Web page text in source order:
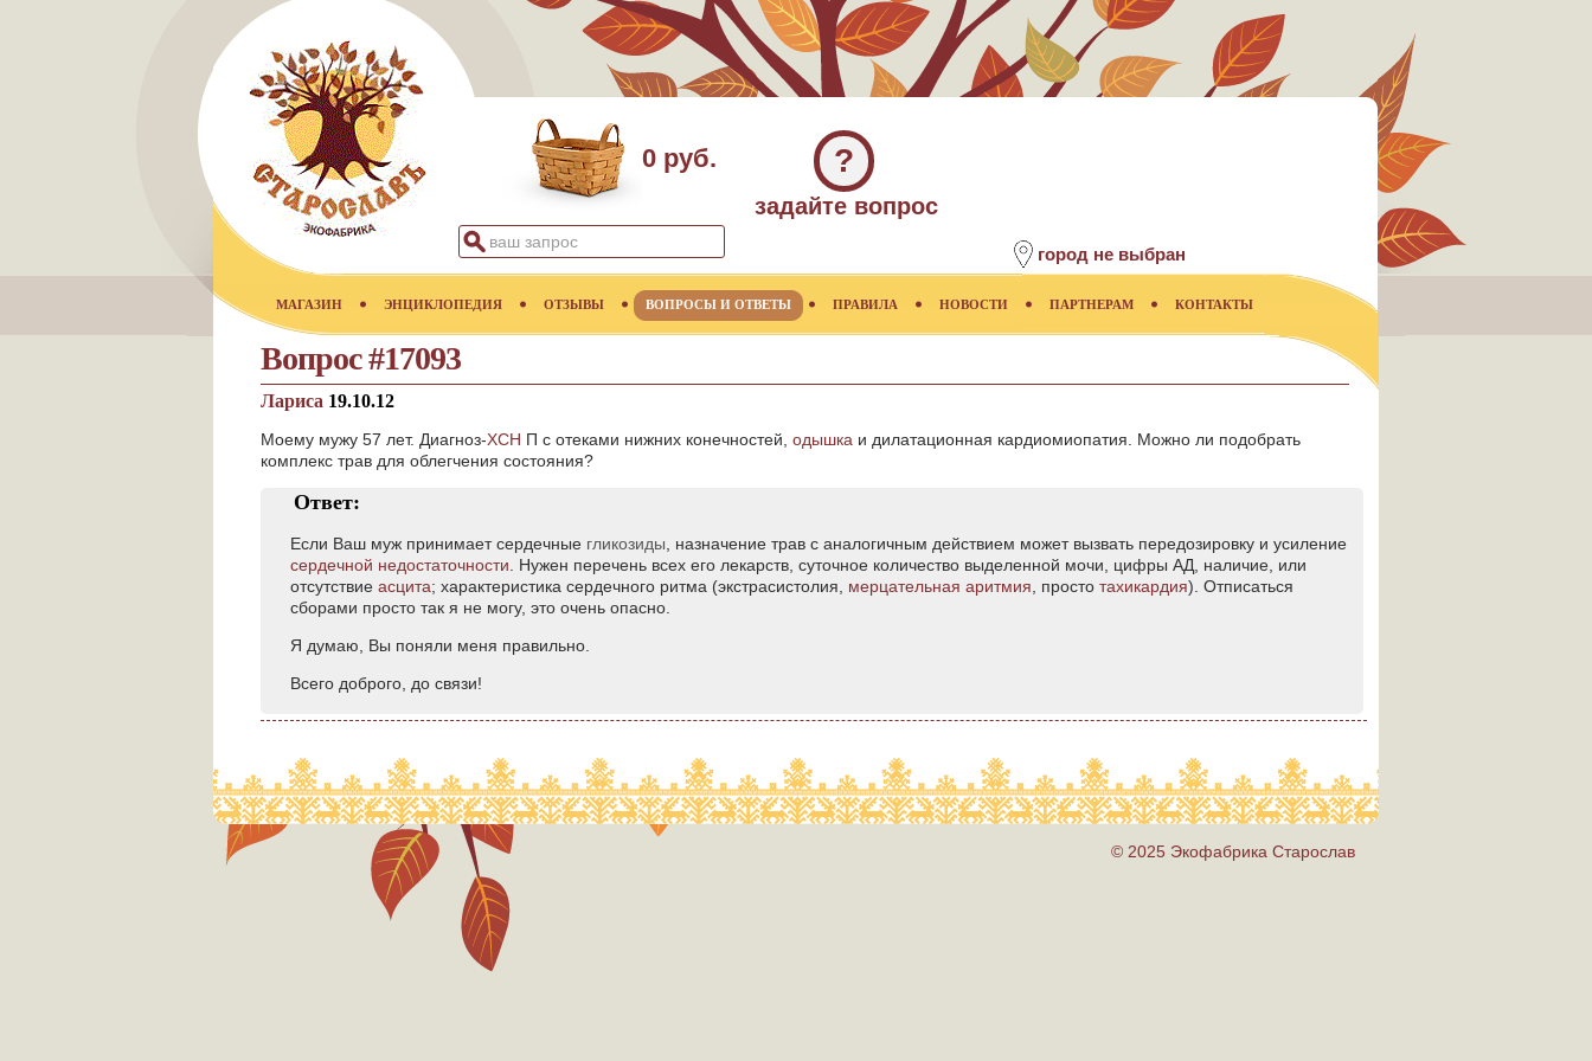
0 руб. ?
задайте вопрос
город не выбран
МАГАЗИН ЭНЦИКЛОПЕДИЯ ОТЗЫВЫ ВОПРОСЫ И ОТВЕТЫ ПРАВИЛА НОВОСТИ ПАРТНЕРАМ КОНТАКТЫ
Вопрос #17093
Лариса 19.10.12
Моему мужу 57 лет. Диагноз-ХСН П с отеками нижних конечностей, одышка и дилатационная кардиомиопатия. Можно ли подобрать
комплекс трав для облегчения состояния?
Ответ:
Если Ваш муж принимает сердечные гликозиды , назначение трав с аналогичным действием может вызвать передозировку и усиление
сердечной недостаточности . Нужен перечень всех его лекарств, суточное количество выделенной мочи, цифры АД, наличие, или
отсутствие асцита; характеристика сердечного ритма (экстрасистолия, мерцательная аритмия , просто тахикардия). Отписаться
сборами просто так я не могу, это очень опасно.
Я думаю, Вы поняли меня правильно.
Всего доброго, до связи!
© 2025 Экофабрика Старослав